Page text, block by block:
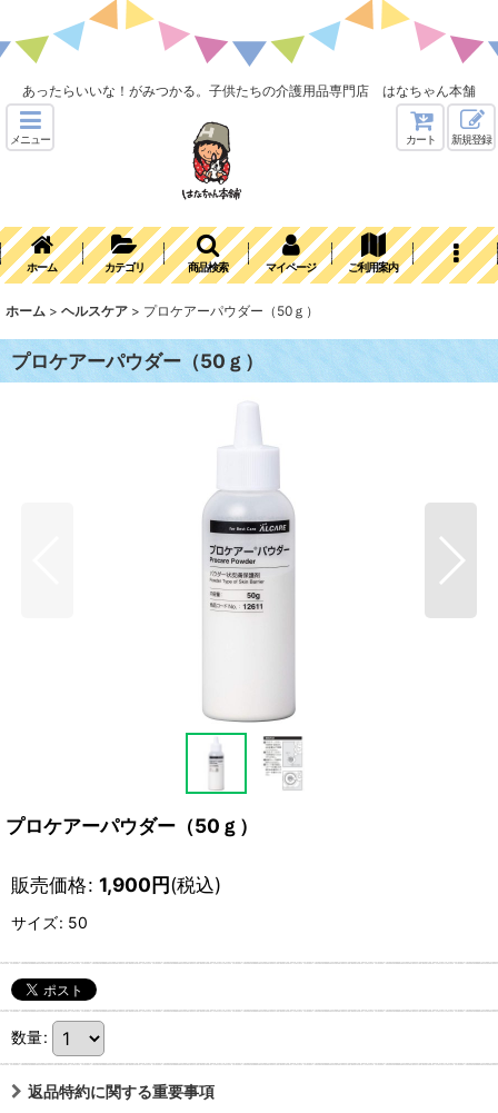
あったらいいな！がみつかる。子供たちの介護用品専門店 はなちゃん本舗
メニュー カート 新規登録
ホーム カテゴリ 商品検索 マイページ ご利用案内
ホーム > ヘルスケア > プロケアーパウダー（50ｇ）
プロケアーパウダー（50ｇ）
プロケアーパウダー（50ｇ）
販売価格: 1,900円(税込)
サイズ: 50
数量:
返品特約に関する重要事項